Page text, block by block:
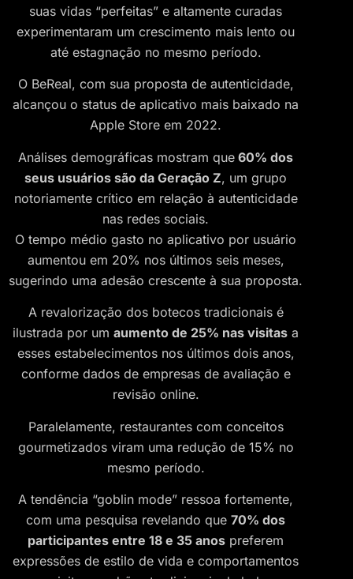
suas vidas “perfeitas” e altamente curadas
experimentaram um crescimento mais lento ou
até estagnação no mesmo período.
O BeReal, com sua proposta de autenticidade,
alcançou o status de aplicativo mais baixado na
Apple Store em 2022.
Análises demográficas mostram que 60% dos
seus usuários são da Geração Z, um grupo
notoriamente crítico em relação à autenticidade
nas redes sociais.
O tempo médio gasto no aplicativo por usuário
aumentou em 20% nos últimos seis meses,
sugerindo uma adesão crescente à sua proposta.
A revalorização dos botecos tradicionais é
ilustrada por um aumento de 25% nas visitas a
esses estabelecimentos nos últimos dois anos,
conforme dados de empresas de avaliação e
revisão online.
Paralelamente, restaurantes com conceitos
gourmetizados viram uma redução de 15% no
mesmo período.
A tendência “goblin mode” ressoa fortemente,
com uma pesquisa revelando que 70% dos
participantes entre 18 e 35 anos preferem
expressões de estilo de vida e comportamentos